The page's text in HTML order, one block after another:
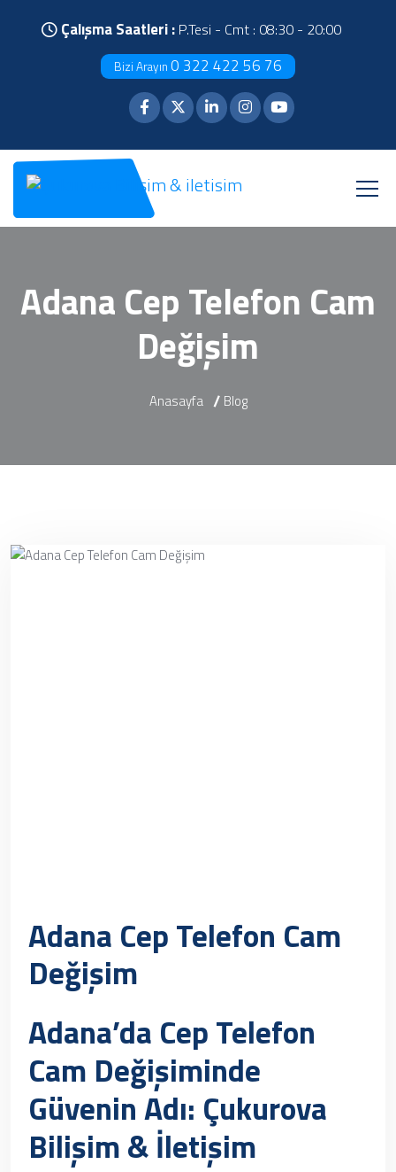
Çalışma Saatleri : P.Tesi - Cmt : 08:30 - 20:00
Bizi Arayın 0 322 422 56 76
Adana Cep Telefon Cam
Değişim
Anasayfa Blog
Adana Cep Telefon Cam
Değişim
Adana’da Cep Telefon
Cam Değişiminde
Güvenin Adı: Çukurova
Bilişim & İletişim